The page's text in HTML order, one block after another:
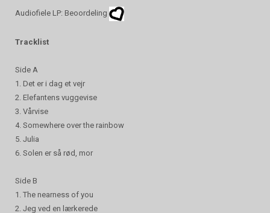
Audiofiele LP: Beoordeling
Tracklist
Side A
1. Det er i dag et vejr
2. Elefantens vuggevise
3. Vårvise
4. Somewhere over the rainbow
5. Julia
6. Solen er så rød, mor
Side B
1. The nearness of you
2. Jeg ved en lærkerede